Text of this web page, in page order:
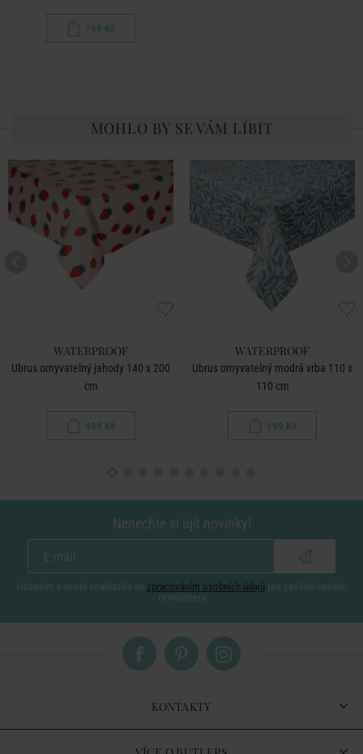
799 Kč
MOHLO BY SE VÁM LÍBIT
WATERPROOF
Ubrus omyvatelný jahody 140 x 200
cm
499 Kč
WATERPROOF
Ubrus omyvatelný modrá vrba 110 x
110 cm
199 Kč
Nenechte si ujít novinky!
vložením e-mailu souhlasíte se zpracováním osobních údajů pro zasílání našeho
newsletteru
KONTAKTY